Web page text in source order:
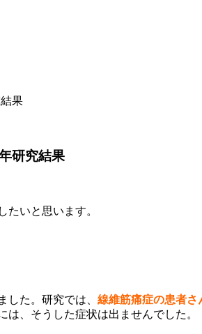
果
研究結果
たいと思います。
した。研究では、 線維筋痛症の患者さ
、そうした症状は出ませんでした。